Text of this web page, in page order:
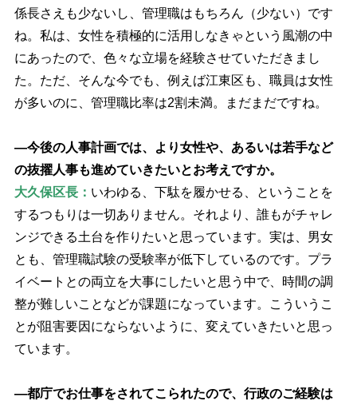
係長さえも少ないし、管理職はもちろん（少ない）です
ね。私は、女性を積極的に活用しなきゃという風潮の中
にあったので、色々な立場を経験させていただきまし
た。ただ、そんな今でも、例えば江東区も、職員は女性
が多いのに、管理職比率は2割未満。まだまだですね。
―今後の人事計画では、より女性や、あるいは若手など
の抜擢人事も進めていきたいとお考えですか。
大久保区長： いわゆる、下駄を履かせる、ということを
するつもりは一切ありません。それより、誰もがチャレ
ンジできる土台を作りたいと思っています。実は、男女
とも、管理職試験の受験率が低下しているのです。プラ
イベートとの両立を大事にしたいと思う中で、時間の調
整が難しいことなどが課題になっています。こういうこ
とが阻害要因にならないように、変えていきたいと思っ
ています。
―都庁でお仕事をされてこられたので、行政のご経験は